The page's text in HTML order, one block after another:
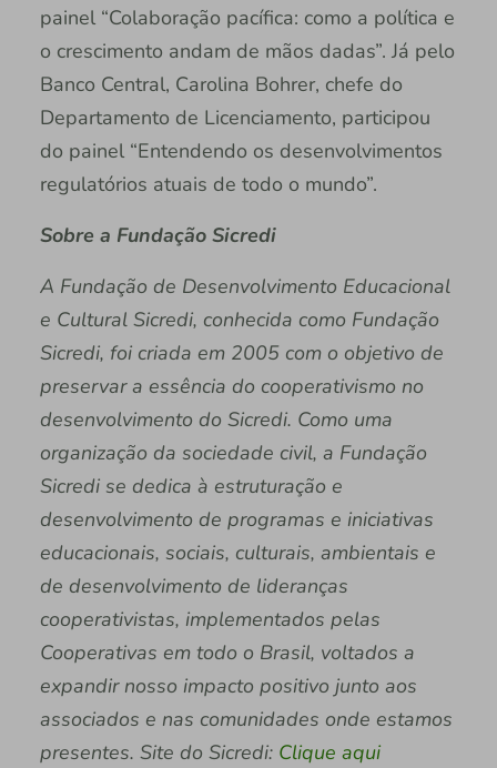
painel “Colaboração pacífica: como a política e
o crescimento andam de mãos dadas”. Já pelo
Banco Central, Carolina Bohrer, chefe do
Departamento de Licenciamento, participou
do painel “Entendendo os desenvolvimentos
regulatórios atuais de todo o mundo”.
Sobre a Fundação Sicredi
A Fundação de Desenvolvimento Educacional
e Cultural Sicredi, conhecida como Fundação
Sicredi, foi criada em 2005 com o objetivo de
preservar a essência do cooperativismo no
desenvolvimento do Sicredi. Como uma
organização da sociedade civil, a Fundação
Sicredi se dedica à estruturação e
desenvolvimento de programas e iniciativas
educacionais, sociais, culturais, ambientais e
de desenvolvimento de lideranças
cooperativistas, implementados pelas
Cooperativas em todo o Brasil, voltados a
expandir nosso impacto positivo junto aos
associados e nas comunidades onde estamos
presentes. Site do Sicredi: Clique aqui